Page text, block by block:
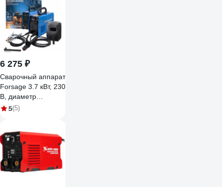
(220В, 180А,
ПВ60_, 5,7кВт)
(+электроды) ws180
6 275 ₽
Сварочный аппарат
Forsage 3.7 кВт, 230
В, диаметр
электрода - 1.6-3.2
210(58939)
5(5)